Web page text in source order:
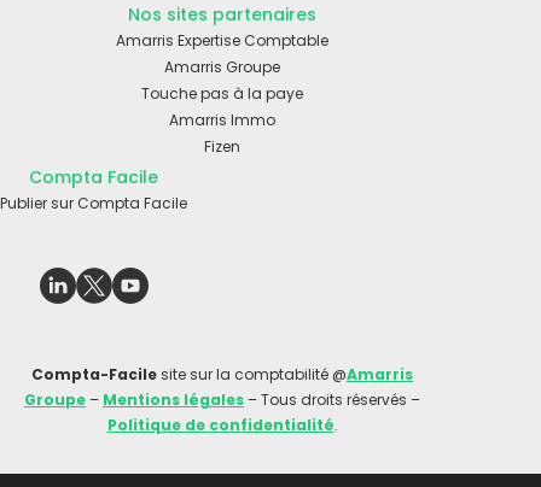
Nos sites partenaires
Amarris Expertise Comptable
Amarris Groupe
Touche pas à la paye
Amarris Immo
Fizen
Compta Facile
Publier sur Compta Facile
Compta-Facilesite sur la comptabilité @Amarris
Groupe – Mentions légales – Tous droits réservés –
Politique de confidentialité.